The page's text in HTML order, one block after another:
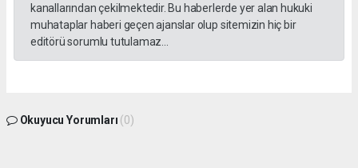
kanallarından çekilmektedir. Bu haberlerde yer alan hukuki
muhataplar haberi geçen ajanslar olup sitemizin hiç bir
editörü sorumlu tutulamaz...
Okuyucu Yorumları (0)